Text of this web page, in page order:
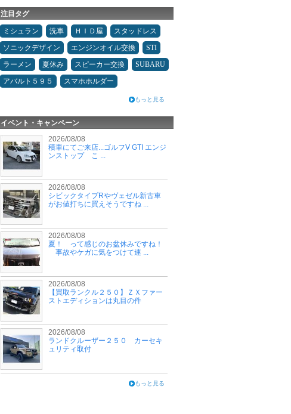
注目タグ
ミシュラン 洗車 ＨＩＤ屋
スタッドレス
ソニックデザイン
エンジンオイル交換
STI
ラーメン
夏休み スピーカー交換
SUBARU
アバルト５９５
スマホホルダー
もっと見る
イベント・キャンペーン
2026/08/08
積車にてご来店...ゴルフⅤ GTI エンジ
ンストップ こ ...
2026/08/08
シビックタイプRやヴェゼル新古車
がお値打ちに買えそうですね ...
2026/08/08
夏！ って感じのお盆休みですね！
事故やケガに気をつけて連 ...
2026/08/08
【買取ランクル２５０】ＺＸファー
ストエディションは丸目の件
2026/08/08
ランドクルーザー２５０ カーセキ
ュリティ取付
もっと見る